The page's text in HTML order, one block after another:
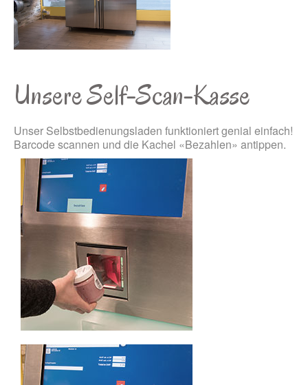
Unsere Self-Scan-Kasse
Unser Selbstbedienungsladen funktioniert genial einfach!
Barcode scannen und die Kachel «Bezahlen» antippen.